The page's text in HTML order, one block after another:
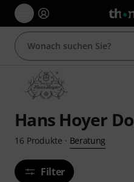
Hans Hoyer
16 Produkte · Beratung
Filter